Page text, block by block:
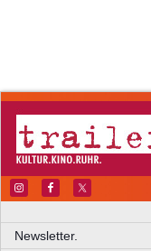
Newsletter.